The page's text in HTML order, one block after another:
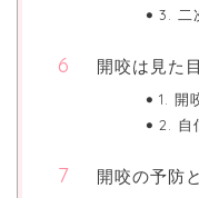
3. 二
開咬は見た
1. 開
2. 自
開咬の予防